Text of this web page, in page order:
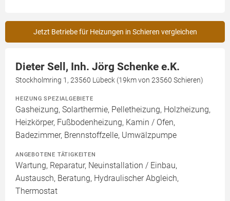
Jetzt Betriebe für Heizungen in Schieren vergleichen
Dieter Sell, Inh. Jörg Schenke e.K.
Stockholmring 1, 23560 Lübeck (19km von 23560 Schieren)
HEIZUNG SPEZIALGEBIETE
Gasheizung, Solarthermie, Pelletheizung, Holzheizung,
Heizkörper, Fußbodenheizung, Kamin / Ofen,
Badezimmer, Brennstoffzelle, Umwälzpumpe
ANGEBOTENE TÄTIGKEITEN
Wartung, Reparatur, Neuinstallation / Einbau,
Austausch, Beratung, Hydraulischer Abgleich,
Thermostat